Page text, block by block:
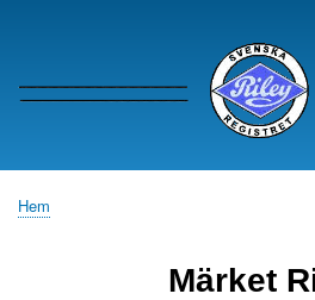
till
användarkonto
Länkstig
Hem
Märket